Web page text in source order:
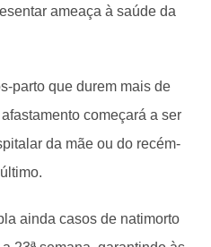
ameaça à saúde da
parto que durem mais de
começará a ser
da mãe ou do recém-
ainda casos de natimorto